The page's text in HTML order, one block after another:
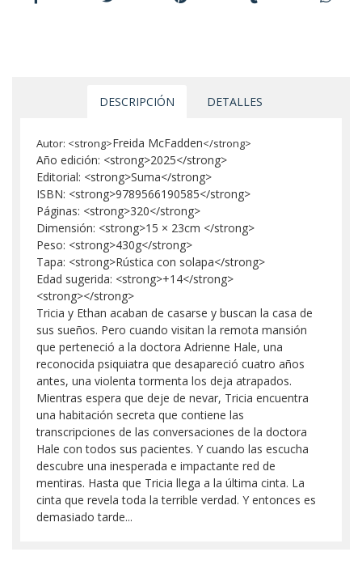
DESCRIPCIÓN DETALLES
Autor: <strong>Freida McFadden</strong>
Año edición: <strong>2025</strong>
Editorial: <strong>Suma</strong>
ISBN: <strong>9789566190585</strong>
Páginas: <strong>320</strong>
Dimensión: <strong>15 × 23cm </strong>
Peso: <strong>430g</strong>
Tapa: <strong>Rústica con solapa</strong>
Edad sugerida: <strong>+14</strong>
<strong></strong>
Tricia y Ethan acaban de casarse y buscan la casa de
sus sueños. Pero cuando visitan la remota mansión
que perteneció a la doctora Adrienne Hale, una
reconocida psiquiatra que desapareció cuatro años
antes, una violenta tormenta los deja atrapados.
Mientras espera que deje de nevar, Tricia encuentra
una habitación secreta que contiene las
transcripciones de las conversaciones de la doctora
Hale con todos sus pacientes. Y cuando las escucha
descubre una inesperada e impactante red de
mentiras. Hasta que Tricia llega a la última cinta. La
cinta que revela toda la terrible verdad. Y entonces es
demasiado tarde...